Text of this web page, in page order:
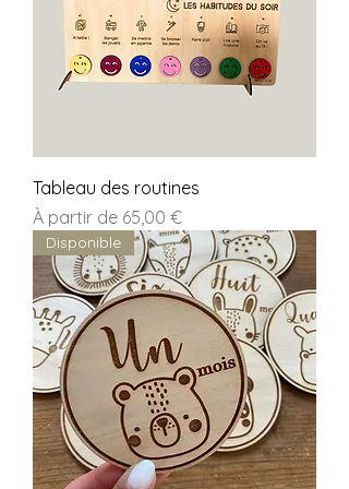
Tableau des routines
À partir de 65,00 €
Prix promotionnel
Disponible